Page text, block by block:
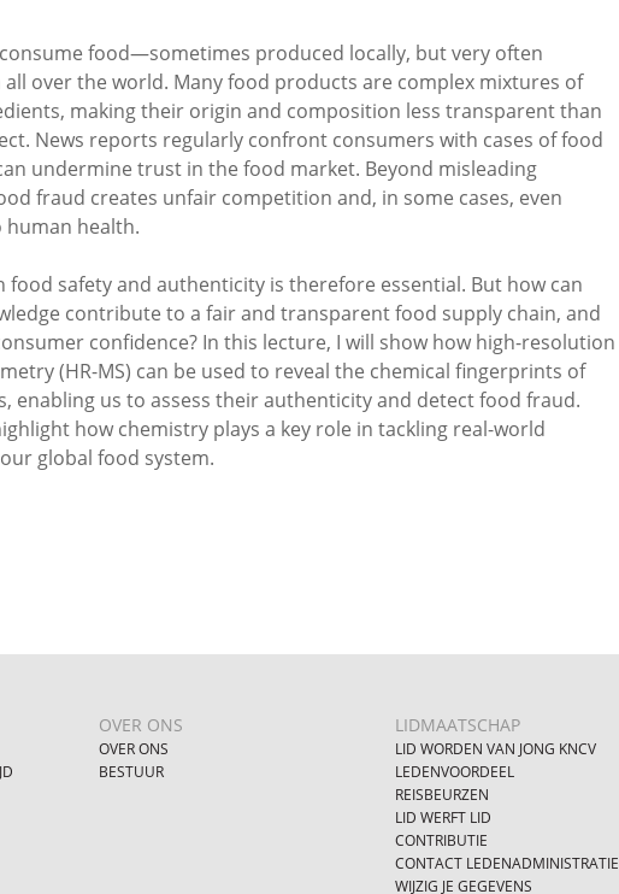
consume food—sometimes produced locally, but very often
over the world. Many food products are complex mixtures of
making their origin and composition less transparent than
News reports regularly confront consumers with cases of food
undermine trust in the food market. Beyond misleading
fraud creates unfair competition and, in some cases, even
human health.
food safety and authenticity is therefore essential. But how can
contribute to a fair and transparent food supply chain, and
confidence? In this lecture, I will show how high-resolution
(HR-MS) can be used to reveal the chemical fingerprints of
enabling us to assess their authenticity and detect food fraud.
how chemistry plays a key role in tackling real-world
global food system.
OVER ONS
OVER ONS
BESTUUR
LIDMAATSCHAP
LID WORDEN VAN JONG KNCV
LEDENVOORDEEL
REISBEURZEN
LID WERFT LID
CONTRIBUTIE
CONTACT LEDENADMINISTRATIE
WIJZIG JE GEGEVENS